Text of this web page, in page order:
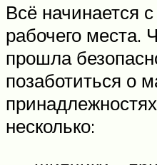
Всё начинается
рабочего места.
прошла
позаботиться о
несколько: